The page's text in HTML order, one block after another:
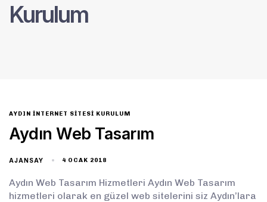
Kurulum
AYDIN İNTERNET SITESI KURULUM
Aydın Web Tasarım
AJANSAY 4 OCAK 2018
Aydın Web Tasarım Hizmetleri Aydın Web Tasarım
hizmetleri olarak en güzel web sitelerini siz Aydın’lara